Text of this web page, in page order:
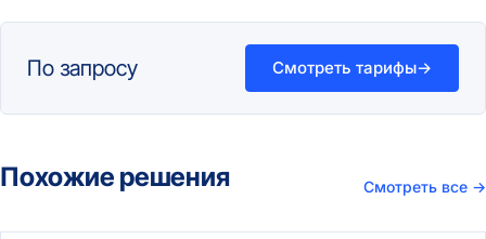
По запросу Смотреть тарифы→
Похожие решения Смотреть все →